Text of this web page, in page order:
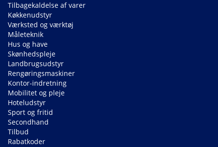
Tilbagekaldelse af varer
Køkkenudstyr
Værksted og værktøj
Måleteknik
Hus og have
Skønhedspleje
Landbrugsudstyr
Rengøringsmaskiner
Kontor-indretning
Mobilitet og pleje
Hoteludstyr
Sport og fritid
Secondhand
Tilbud
Rabatkoder